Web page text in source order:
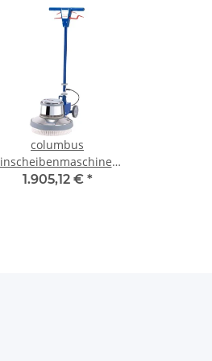
columbus
E
400 S
1.905,12 € *